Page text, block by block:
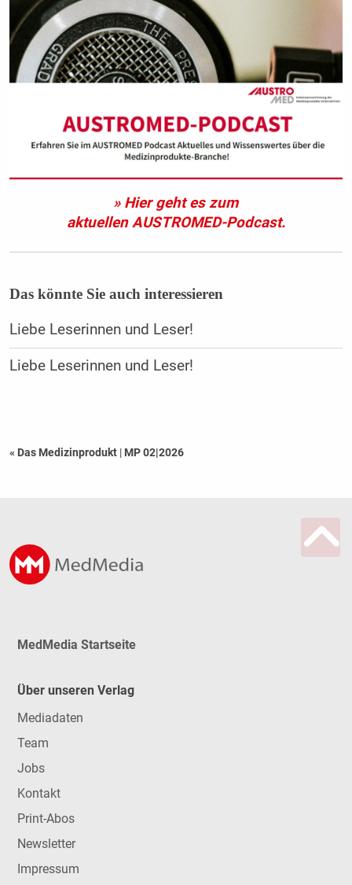
» Hier geht es zum
aktuellen AUSTROMED-Podcast.
Das könnte Sie auch interessieren
Liebe Leserinnen und Leser!
Liebe Leserinnen und Leser!
« Das Medizinprodukt | MP 02|2026
MedMedia Startseite
Über unseren Verlag
Mediadaten
Team
Jobs
Kontakt
Print-Abos
Newsletter
Impressum